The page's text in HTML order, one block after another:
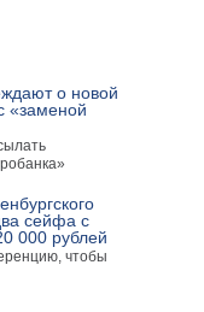
о новой
«заменой
сейфа с
000 рублей
чтобы